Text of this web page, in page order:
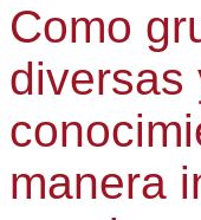
Como
diversas
manera